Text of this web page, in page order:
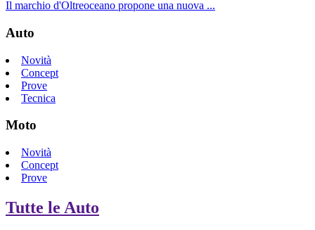
Il marchio d'Oltreoceano propone una nuova ...
Auto
Novità
Concept
Prove
Tecnica
Moto
Novità
Concept
Prove
Tutte le Auto